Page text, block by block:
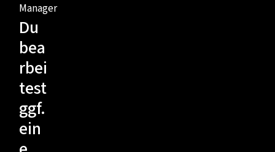
Manager
Du
bea
rbei
test
ggf.
ein